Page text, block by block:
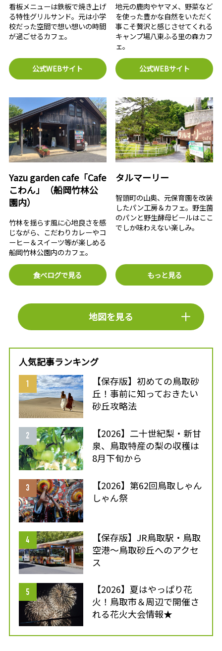
看板メニューは鉄板で焼き上げ
る特性グリルサンド。元は小学
校だった空間で想い想いの時間
が過ごせるカフェ。
公式WEBサイト
地元の鹿肉やヤマメ、野菜など
を使った豊かな自然をいただく
事こそ贅沢と感じさせてくれる
キャンプ場八東ふる里の森カフ
ェ。
公式WEBサイト
Yazu garden cafe「Cafe
こわん」（船岡竹林公
園内）
竹林を揺らす風に心地良さを感
じながら、こだわりカレーやコ
ーヒー＆スイーツ等が楽しめる
船岡竹林公園内のカフェ。
食べログで見る
タルマーリー
智頭町の山奥、元保育園を改装
したパン工房＆カフェ。野生菌
のパンと野生酵母ビールはここ
でしか味わえない楽しみ。
もっと見る
地図を見る
人気記事ランキング
【保存版】初めての鳥取砂
丘！事前に知っておきたい
砂丘攻略法
【2026】二十世紀梨・新甘
泉、鳥取特産の梨の収穫は
8月下旬から
【2026】第62回鳥取しゃん
しゃん祭
【保存版】JR鳥取駅・鳥取
空港～鳥取砂丘へのアクセ
ス
【2026】夏はやっぱり花
火！鳥取市＆周辺で開催さ
れる花火大会情報★